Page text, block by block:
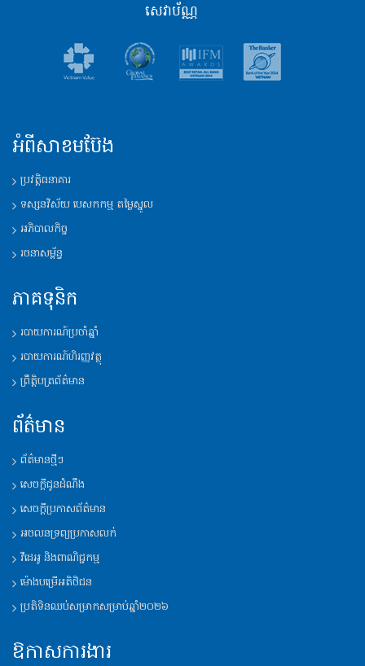
សេវាប័ណ្ណ
អំពីសាខមប៊ែង
ប្រវត្តិ​ធនាគារ
ទស្សនវិស័យ​ បេសកកម្ម តម្លៃស្នូល
អភិបាលកិច្ច
រចនាសម្ព័ន្ធ​
ភាគទុនិក
របាយការណ៍​ប្រចាំឆ្នាំ
របាយការណ៍​ហិរញ្ញវត្ថុ
ព្រឹត្តិបត្រព័ត៌មាន
ព័ត៌មាន
ព័ត៌មានថ្មីៗ
សេចក្តីជូនដំណឹង
សេចក្តីប្រកាសព័ត៌មាន
អចលនទ្រព្យប្រកាសលក់
វីដេអូ និង​ពាណិជ្ជកម្ម
ម៉ោង​បម្រើ​អតិថិជន
ប្រតិទិន​ឈប់​សម្រាក​សម្រាប់​ឆ្នាំ​២០២៦
ឱកាសការងារ